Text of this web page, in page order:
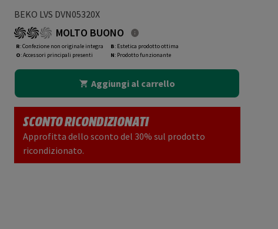
BEKO LVS DVN05320X
MOLTO BUONO
R: Confezione non originale integra
O: Accessori principali presenti
B: Estetica prodotto ottima
N: Prodotto funzionante
Aggiungi al carrello
SCONTO RICONDIZIONATI
Approfitta dello sconto del 30% sul prodotto
ricondizionato.